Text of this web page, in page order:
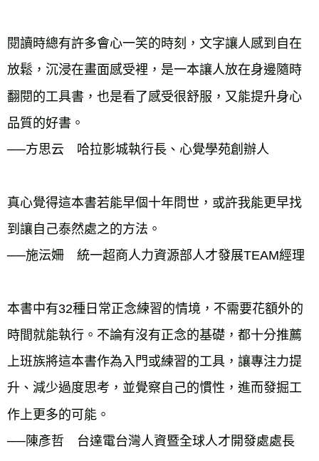
閱讀時總有許多會心一笑的時刻，文字讓人感到自在
放鬆，沉浸在畫面感受裡，是一本讓人放在身邊隨時
翻閱的工具書，也是看了感受很舒服，又能提升身心
品質的好書。
──方思云 哈拉影城執行長、心覺學苑創辦人
真心覺得這本書若能早個十年問世，或許我能更早找
到讓自己泰然處之的方法。
──施沄姍 統一超商人力資源部人才發展TEAM經理
本書中有32種日常正念練習的情境，不需要花額外的
時間就能執行。不論有沒有正念的基礎，都十分推薦
上班族將這本書作為入門或練習的工具，讓專注力提
升、減少過度思考，並覺察自己的慣性，進而發掘工
作上更多的可能。
──陳彥哲 台達電台灣人資暨全球人才開發處處長